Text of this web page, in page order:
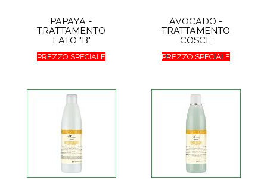
PAPAYA -
TRATTAMENTO
LATO "B"
PREZZO SPECIALE
AVOCADO -
TRATTAMENTO
COSCE
PREZZO SPECIALE